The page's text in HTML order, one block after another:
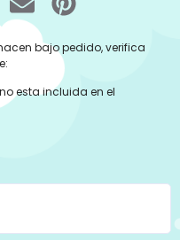
bajo pedido, verifica
esta incluida en el